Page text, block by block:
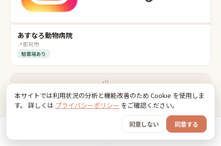
あすなろ動物病院
📍那珂市
駐車場あり
🐾
金沢動物病院
本サイトでは利用状況の分析と機能改善のため Cookie を使用しま
す。 詳しくは プライバシーポリシー をご確認ください。
同意しない 同意する